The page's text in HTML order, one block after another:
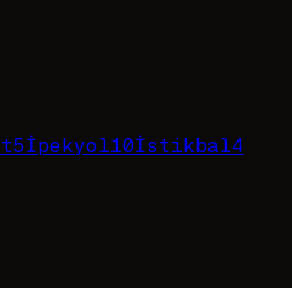
5İpekyol10İstikbal4